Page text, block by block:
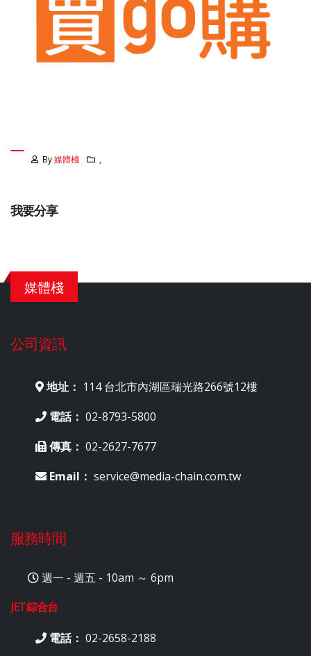
By媒體棧
我要分享
媒體棧
公司資訊
地址： 114 台北市內湖區瑞光路266號12樓
電話： 02-8793-5800
傳真： 02-2627-7677
Email： service@media-chain.com.tw
服務時間
週一 - 週五 - 10am ～ 6pm
JET綜合台
電話： 02-2658-2188